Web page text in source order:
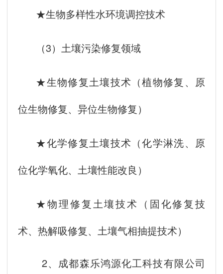
★生物多样性水环境调控技术
（3）土壤污染修复领域
★生物修复土壤技术（植物修复、原
位生物修复、异位生物修复）
★化学修复土壤技术（化学淋洗、原
位化学氧化、土壤性能改良）
★物理修复土壤技术（固化修复技
术、热解吸修复、土壤气相抽提技术）
2、成都森乐鸿源化工科技有限公司